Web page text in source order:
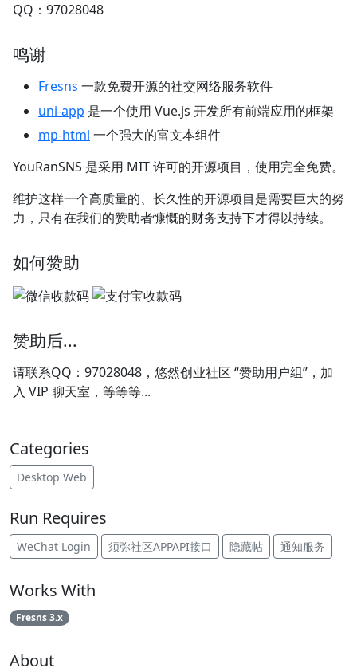
QQ：97028048
鸣谢
Fresns 一款免费开源的社交网络服务软件
uni-app 是一个使用 Vue.js 开发所有前端应用的框架
mp-html 一个强大的富文本组件
YouRanSNS 是采用 MIT 许可的开源项目，使用完全免费。
维护这样一个高质量的、长久性的开源项目是需要巨大的努
力，只有在我们的赞助者慷慨的财务支持下才得以持续。
如何赞助
赞助后...
请联系QQ：97028048，悠然创业社区 “赞助用户组”，加
入 VIP 聊天室，等等等...
Categories
Desktop Web
Run Requires
WeChat Login 须弥社区APPAPI接口 隐藏帖 通知服务
Works With
Fresns 3.x
About